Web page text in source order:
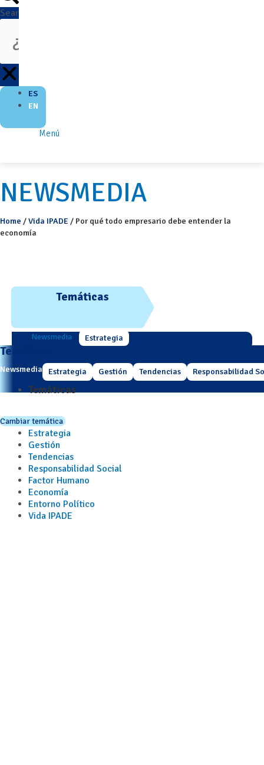
Search
ES
EN
Menú
NEWSMEDIA
Home /Vida IPADE / Por qué todo empresario debe entender la
economía
Temáticas
Newsmedia Estrategia
Temáticas
Newsmedia Estrategia Gestión Tendencias Responsabilidad
Temáticas
Cambiar temática
Estrategia
Gestión
Tendencias
Responsabilidad Social
Factor Humano
Economía
Entorno Político
Vida IPADE